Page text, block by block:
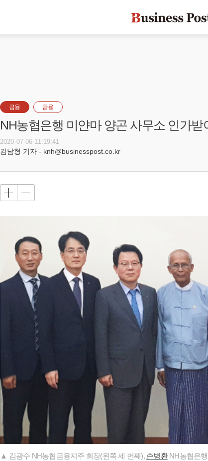
금융 금융
NH농협은행 미얀마 양곤 사무소 인가
2020-07-06 11:19:41
김남형 기자 - knh@businesspost.co.kr
▲ 김광수 NH농협금융지주 회장(왼쪽 세 번째), 손병환NH농협은